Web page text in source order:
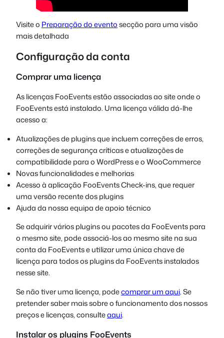
Visite o Preparação do eventosecção para uma visão
mais detalhada
Configuração da conta
Comprar uma licença
As licenças FooEvents estão associadas ao site onde o
FooEvents está instalado. Uma licença válida dá-lhe
acesso a:
Atualizações de plugins que incluem correções de erros,
correções de segurança críticas e atualizações de
compatibilidade para o WordPress e o WooCommerce
Novas funcionalidades e melhorias
Acesso à aplicação FooEvents Check-ins, que requer
uma versão recente dos plugins
Ajuda da nossa equipa de apoio técnico
Se adquirir vários plugins ou pacotes da FooEvents para
o mesmo site, pode associá-los ao mesmo site na sua
conta da FooEvents e utilizar uma única chave de
licença para todos os plugins da FooEvents instalados
nesse site.
Se não tiver uma licença, podecomprar um aqui. Se
pretender saber mais sobre o funcionamento dos nossos
preços e licenças, consulteaqui.
Instalar os plugins FooEvents